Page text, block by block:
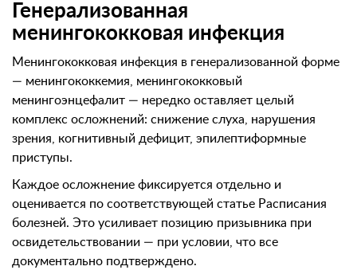
Генерализованная
менингококковая инфекция
Менингококковая инфекция в генерализованной форме
— менингококкемия, менингококковый
менингоэнцефалит — нередко оставляет целый
комплекс осложнений: снижение слуха, нарушения
зрения, когнитивный дефицит, эпилептиформные
приступы.
Каждое осложнение фиксируется отдельно и
оценивается по соответствующей статье Расписания
болезней. Это усиливает позицию призывника при
освидетельствовании — при условии, что все
документально подтверждено.